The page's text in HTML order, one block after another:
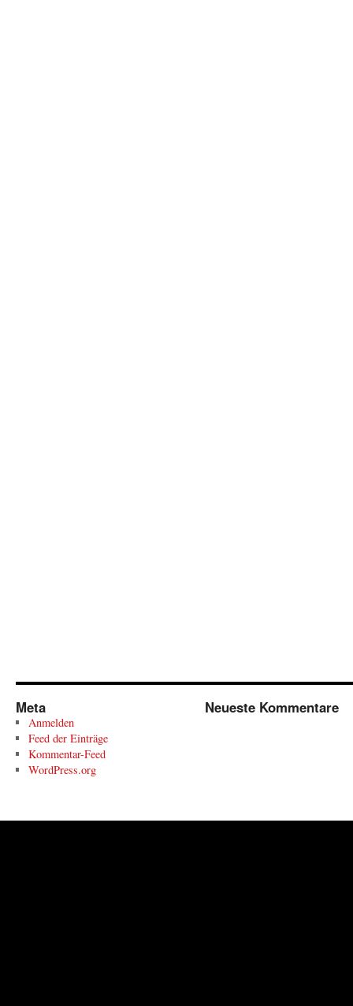
Meta
Anmelden
Feed der Einträge
Kommentar-Feed
WordPress.org
Neueste Kommentare